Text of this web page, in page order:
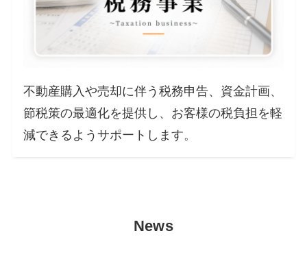
不動産購入や売却に伴う税務申告、資金計画、
節税策の最適化を提供し、お客様の税負担を軽
減できるようサポートします。
News